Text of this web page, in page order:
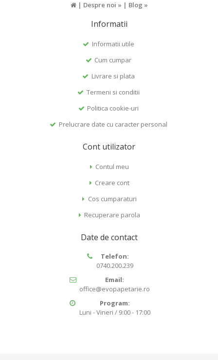
| Despre noi » | Blog »
Informatii
Informatii utile
Cum cumpar
Livrare si plata
Termeni si conditii
Politica cookie-uri
Prelucrare date cu caracter personal
Cont utilizator
Contul meu
Creare cont
Cos cumparaturi
Recuperare parola
Date de contact
Telefon:
0740.200.239
Email:
office@evopapetarie.ro
Program:
Luni - Vineri / 9:00 - 17:00